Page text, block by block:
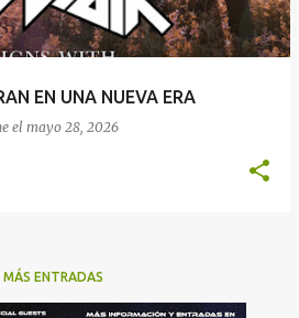
EN UNA NUEVA ERA
el mayo 28, 2026
MÁS ENTRADAS